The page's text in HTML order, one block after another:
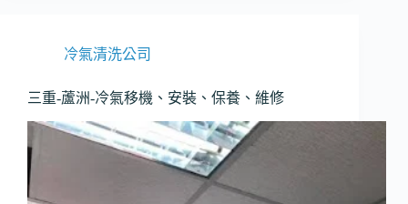
式
冷
清
洗
保
冷氣清洗公司
三重-蘆洲-冷氣移機、安裝、保養、維修